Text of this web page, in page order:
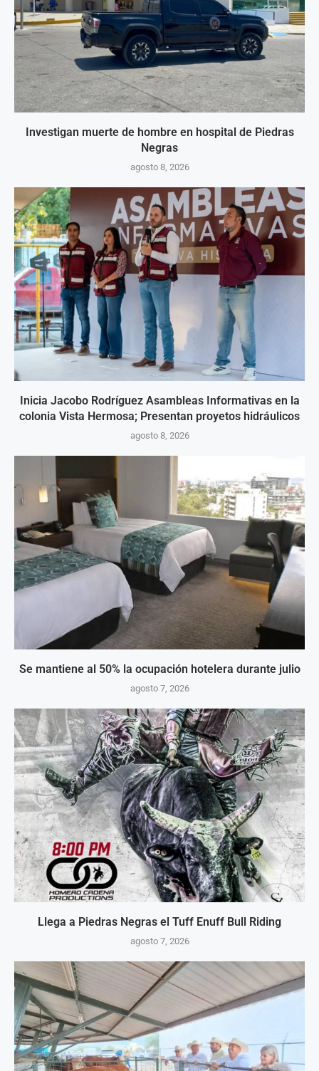
Investigan muerte de hombre en hospital de Piedras
Negras
agosto 8, 2026
Inicia Jacobo Rodríguez Asambleas Informativas en la
colonia Vista Hermosa; Presentan proyetos hidráulicos
agosto 8, 2026
Se mantiene al 50% la ocupación hotelera durante julio
agosto 7, 2026
Llega a Piedras Negras el Tuff Enuff Bull Riding
agosto 7, 2026